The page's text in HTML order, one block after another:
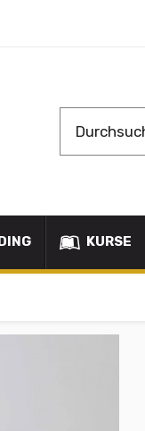
KURSE